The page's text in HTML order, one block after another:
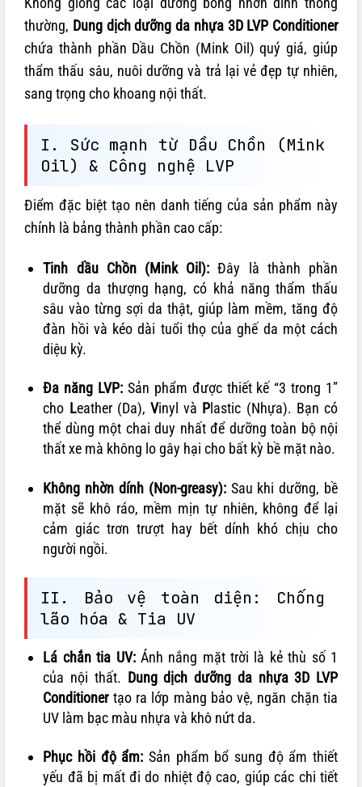
thường, Dung dịch dưỡng da nhựa 3D LVP Conditioner
chứa thành phần Dầu Chồn (Mink Oil) quý giá, giúp
thẩm thấu sâu, nuôi dưỡng và trả lại vẻ đẹp tự nhiên,
sang trọng cho khoang nội thất.
I. Sức mạnh từ Dầu Chồn (Mink
Oil) & Công nghệ LVP
Điểm đặc biệt tạo nên danh tiếng của sản phẩm này
chính là bảng thành phần cao cấp:
Tinh dầu Chồn (Mink Oil): Đây là thành phần
dưỡng da thượng hạng, có khả năng thẩm thấu
sâu vào từng sợi da thật, giúp làm mềm, tăng độ
đàn hồi và kéo dài tuổi thọ của ghế da một cách
diệu kỳ.
Đa năng LVP: Sản phẩm được thiết kế “3 trong 1”
cho Leather (Da), Vinyl và P lastic (Nhựa). Bạn có
thể dùng một chai duy nhất để dưỡng toàn bộ nội
thất xe mà không lo gây hại cho bất kỳ bề mặt nào.
Không nhờn dính (Non-greasy):Sau khi dưỡng, bề
mặt sẽ khô ráo, mềm mịn tự nhiên, không để lại
cảm giác trơn trượt hay bết dính khó chịu cho
người ngồi.
II. Bảo vệ toàn diện: Chống
lão hóa & Tia UV
Lá chắn tia UV:Ánh nắng mặt trời là kẻ thù số 1
của nội thất. Dung dịch dưỡng da nhựa 3D LVP
Conditionertạo ra lớp màng bảo vệ, ngăn chặn tia
UV làm bạc màu nhựa và khô nứt da.
Phục hồi độ ẩm: Sản phẩm bổ sung độ ẩm thiết
yếu đã bị mất đi do nhiệt độ cao, giúp các chi tiết